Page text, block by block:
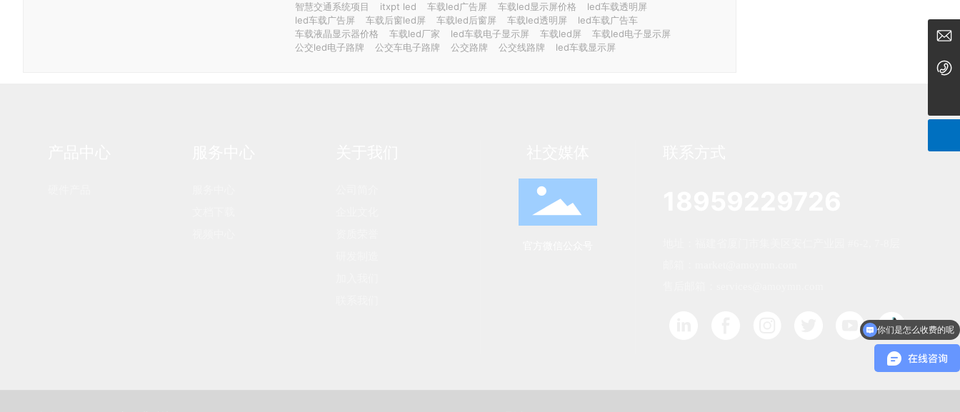
智慧交通系统项目
itxpt led 车载led广告屏 车载led显示屏价格
led车载透明屏
led车载广告屏
车载后窗led屏 车载led后窗屏 车载led透明屏
led车载广告车
车载液晶显示器价格
车载led厂家 led车载电子显示屏 车载led屏
车载led电子显示屏
公交led电子路牌
公交车电子路牌 公交路牌 公交线路牌 led车载显示屏
你们是怎么收费的呢